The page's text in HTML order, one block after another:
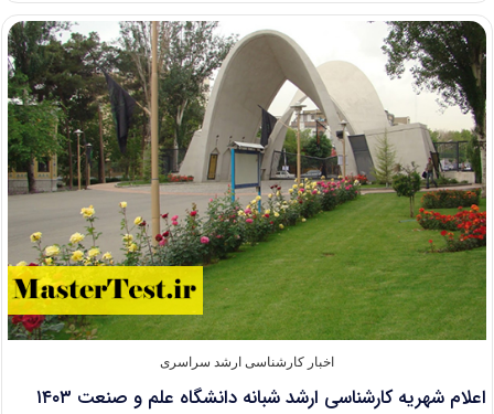
کارشناسی
ارشد
دانشگاه
علامه
طباطبایی
۱۴۰۳
اخبار کارشناسی ارشد سراسری
اعلام شهریه کارشناسی ارشد شبانه دانشگاه علم و صنعت ۱۴۰۳